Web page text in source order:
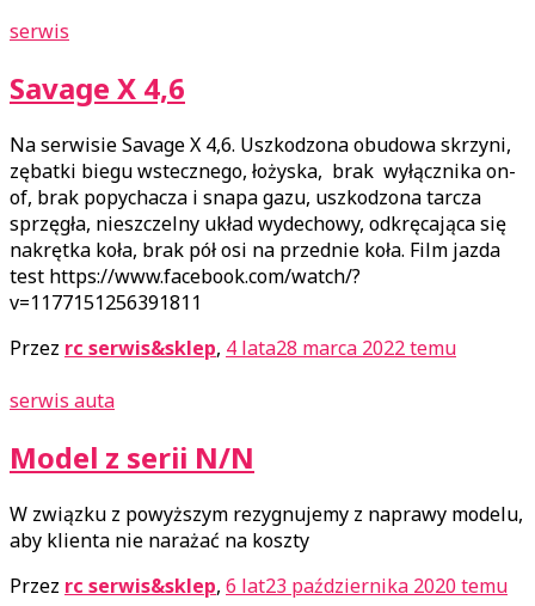
serwis
Savage X 4,6
Na serwisie Savage X 4,6. Uszkodzona obudowa skrzyni,
zębatki biegu wstecznego, łożyska, brak wyłącznika on-
of, brak popychacza i snapa gazu, uszkodzona tarcza
sprzęgła, nieszczelny układ wydechowy, odkręcająca się
nakrętka koła, brak pół osi na przednie koła. Film jazda
test https://www.facebook.com/watch/?
v=1177151256391811
Przez rc serwis&sklep, 4 lata28 marca 2022temu
serwis auta
Model z serii N/N
W związku z powyższym rezygnujemy z naprawy modelu,
aby klienta nie narażać na koszty
Przez rc serwis&sklep, 6 lat23 października 2020 temu